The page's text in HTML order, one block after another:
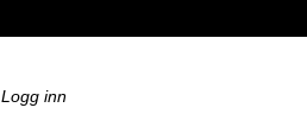
Logg inn